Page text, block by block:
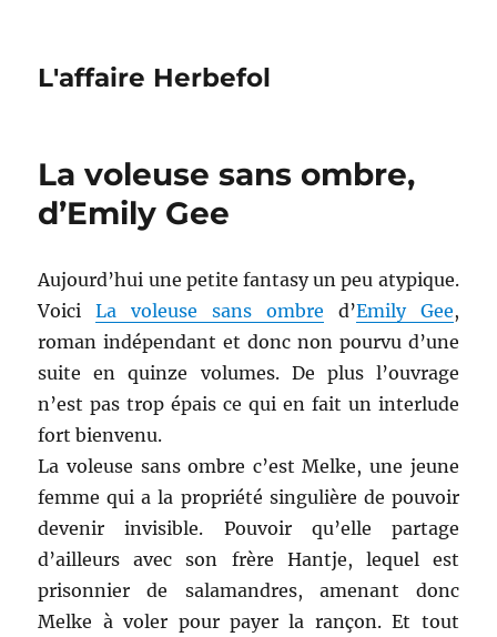
L'affaire Herbefol
La voleuse sans ombre,
d’Emily Gee
Aujourd’hui une petite fantasy un peu atypique.
VoiciLa voleuse sans ombre d’Emily Gee,
roman indépendant et donc non pourvu d’une
suite en quinze volumes. De plus l’ouvrage
n’est pas trop épais ce qui en fait un interlude
fort bienvenu.
La voleuse sans ombre c’est Melke, une jeune
femme qui a la propriété singulière de pouvoir
devenir invisible. Pouvoir qu’elle partage
d’ailleurs avec son frère Hantje, lequel est
prisonnier de salamandres, amenant donc
Melke à voler pour payer la rançon. Et tout